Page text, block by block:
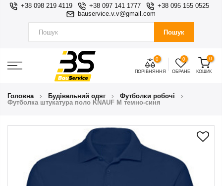
+38 098 219 4119 +38 097 141 1777
+38 095 155 0525
bauservice.v.v@gmail.com
Пошук
0
ПОРІВНЯННЯ
0
ОБРАНЕ
0
КОШИК
Головна Будівельний одяг
Футболки робочі
Футболка штукатура поло KNAUF М темно-синя